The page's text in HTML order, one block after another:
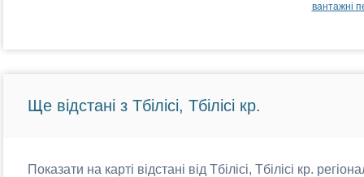
вантажні
Ще відстані з Тбілісі, Тбілісі кр.
Показати на карті відстані від Тбілісі, Тбілісі кр.